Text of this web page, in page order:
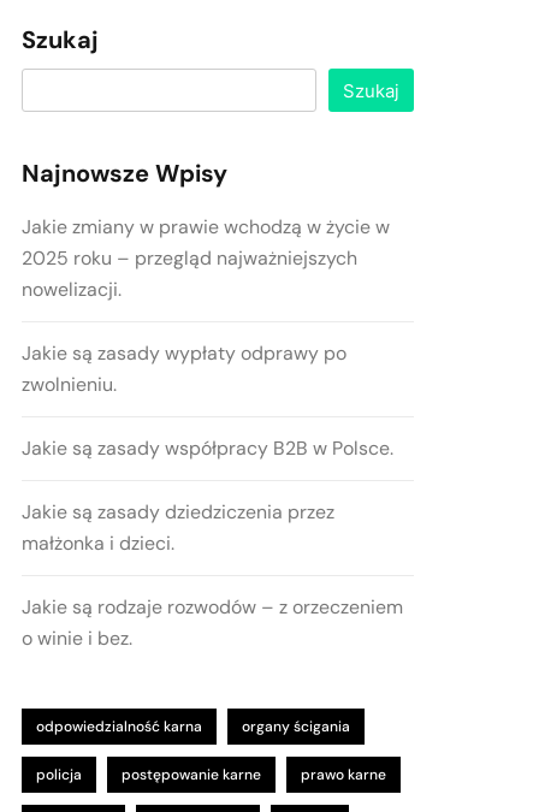
Szukaj
Szukaj
Najnowsze Wpisy
Jakie zmiany w prawie wchodzą w życie w
2025 roku – przegląd najważniejszych
nowelizacji.
Jakie są zasady wypłaty odprawy po
zwolnieniu.
Jakie są zasady współpracy B2B w Polsce.
Jakie są zasady dziedziczenia przez
małżonka i dzieci.
Jakie są rodzaje rozwodów – z orzeczeniem
o winie i bez.
odpowiedzialność karna organy ścigania
policja postępowanie karne prawo karne